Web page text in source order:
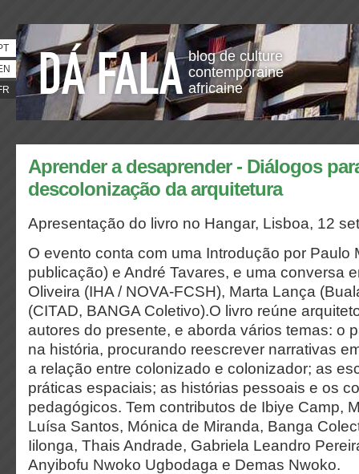
blog de culture
contemporaine
africaine
Aprender a desaprender - Diálogos
descolonização da arquitetura
Apresentação do livro no Hangar, Lisboa, 12
O evento conta com uma Introdução por Paulo
publicação) e André Tavares, e uma conversa
Oliveira (IHA / NOVA-FCSH), Marta Lança
(CITAD, BANGA Coletivo).O livro reúne
autores do presente, e aborda vários temas: o
na história, procurando reescrever narrativas
a relação entre colonizado e colonizador; as
práticas espaciais; as histórias pessoais e os
pedagógicos. Tem contributos de Ibiye Camp,
Luísa Santos, Mónica de Miranda, Banga
Iilonga, Thais Andrade, Gabriela Leandro
Anyibofu Nwoko Ugbodaga e Demas Nwoko.